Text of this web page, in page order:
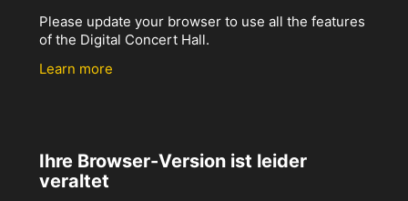
Please update your browser to use all the features
of the Digital Concert Hall.
Learn more
Ihre Browser-Version ist leider
veraltet